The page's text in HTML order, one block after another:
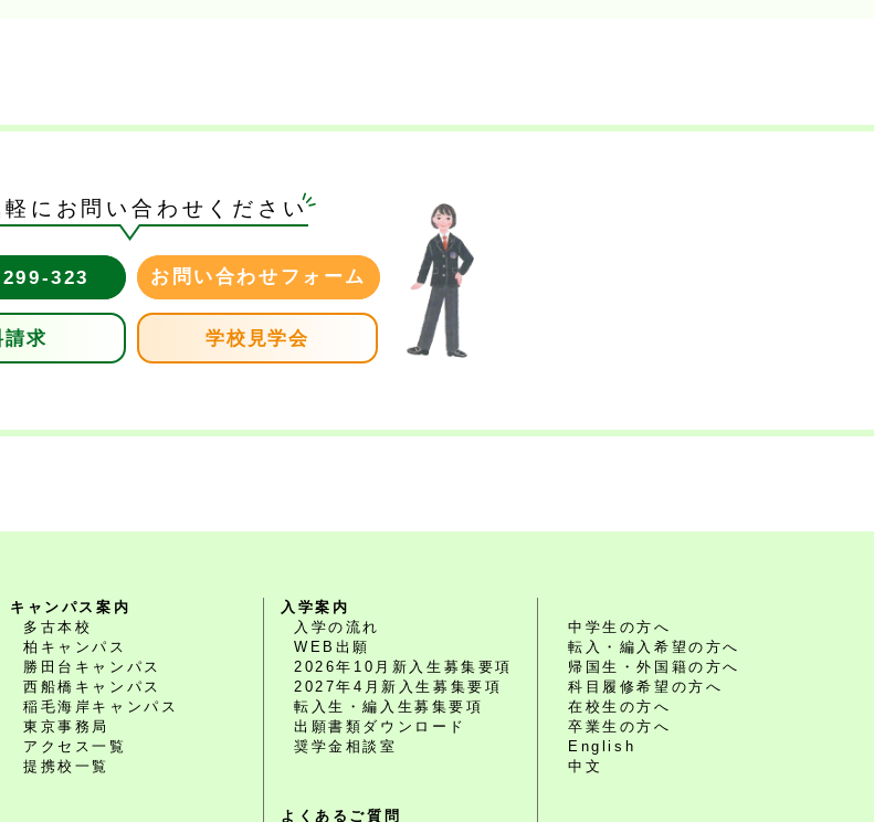
軽にお問い合わせください
323 お問い合わせフォーム
請求 学校見学会
キャンパス案内
多古本校
柏キャンパス
勝田台キャンパス
西船橋キャンパス
稲毛海岸キャンパス
東京事務局
アクセス一覧
提携校一覧
入学案内
入学の流れ
WEB出願
2026年10月新入生募集要項
2027年4月新入生募集要項
転入生・編入生募集要項
出願書類ダウンロード
奨学金相談室
よくあるご質問
中学生の方へ
転入・編入希望の方へ
帰国生・外国籍の方へ
科目履修希望の方へ
在校生の方へ
卒業生の方へ
English
中文